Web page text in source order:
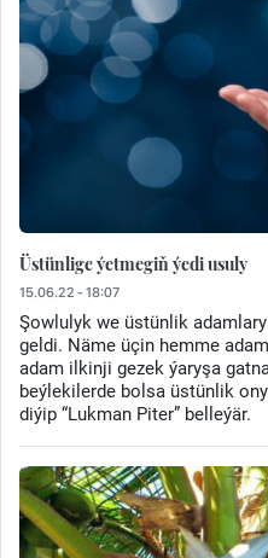
Üstünlige ýetmegiň ýedi usuly
15.06.22 - 18:07
Şowlulyk we üstünlik
geldi. Näme üçin hemme
adam ilkinji gezek ýaryşa
beýlekilerde bolsa üstünlik
diýip “Lukman Piter” belleýär.